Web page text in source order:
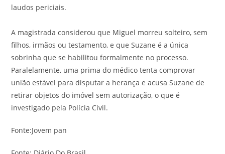
laudos periciais.
A magistrada considerou que Miguel morreu solteiro, sem
filhos, irmãos ou testamento, e que Suzane é a única
sobrinha que se habilitou formalmente no processo.
Paralelamente, uma prima do médico tenta comprovar
união estável para disputar a herança e acusa Suzane de
retirar objetos do imóvel sem autorização, o que é
investigado pela Polícia Civil.
Fonte:Jovem pan